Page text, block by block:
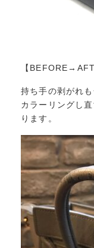
【
持ち手の剥がれ
カラーリングし
ります。